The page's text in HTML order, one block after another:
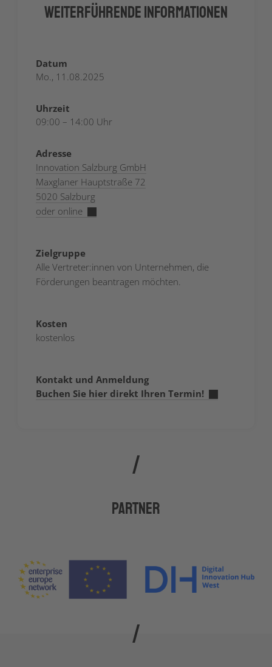
Weiterführende Informationen
Datum
Mo., 11.08.2025
Uhrzeit
09:00 – 14:00 Uhr
Adresse
Innovation Salzburg GmbH
Maxglaner Hauptstraße 72
5020 Salzburg
oder online
Zielgruppe
Alle Vertreter:innen von Unternehmen, die
Förderungen beantragen möchten.
Kosten
kostenlos
Kontakt und Anmeldung
Buchen Sie hier direkt Ihren Termin!
Partner